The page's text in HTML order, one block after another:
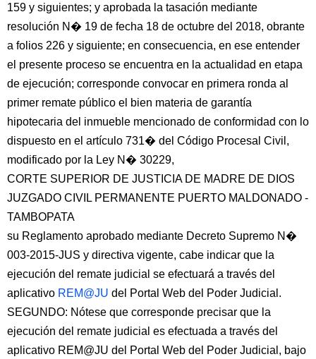
159 y siguientes; y aprobada la tasación mediante
resolución N� 19 de fecha 18 de octubre del 2018, obrante
a folios 226 y siguiente; en consecuencia, en ese entender
el presente proceso se encuentra en la actualidad en etapa
de ejecución; corresponde convocar en primera ronda al
primer remate público el bien materia de garantía
hipotecaria del inmueble mencionado de conformidad con lo
dispuesto en el artículo 731� del Código Procesal Civil,
modificado por la Ley N� 30229,
CORTE SUPERIOR DE JUSTICIA DE MADRE DE DIOS
JUZGADO CIVIL PERMANENTE PUERTO MALDONADO -
TAMBOPATA
su Reglamento aprobado mediante Decreto Supremo N�
003-2015-JUS y directiva vigente, cabe indicar que la
ejecución del remate judicial se efectuará a través del
aplicativo REM@JU del Portal Web del Poder Judicial.
SEGUNDO: Nótese que corresponde precisar que la
ejecución del remate judicial es efectuada a través del
aplicativo REM@JU del Portal Web del Poder Judicial, bajo